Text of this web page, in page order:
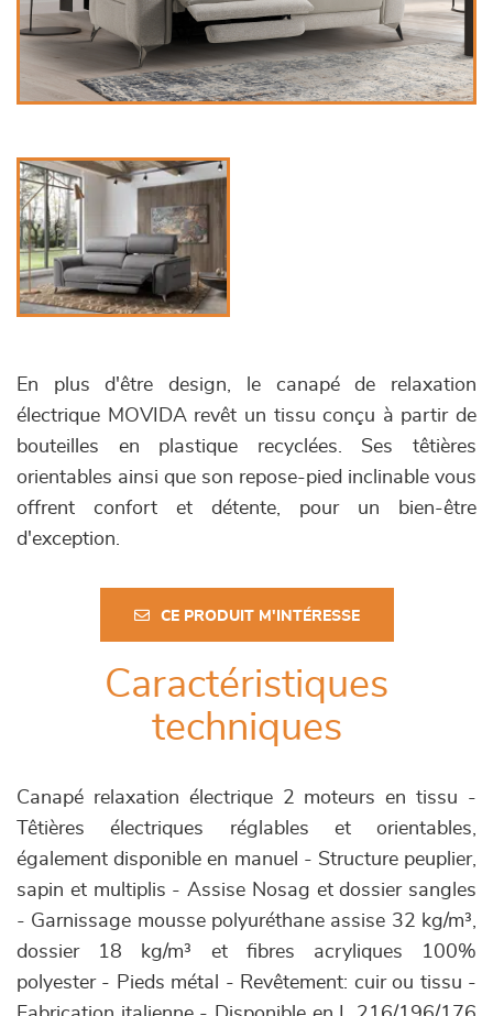
En plus d'être design, le canapé de relaxation
électrique MOVIDA revêt un tissu conçu à partir de
bouteilles en plastique recyclées. Ses têtières
orientables ainsi que son repose-pied inclinable vous
offrent confort et détente, pour un bien-être
d'exception.
CE PRODUIT M'INTÉRESSE
Caractéristiques
techniques
Canapé relaxation électrique 2 moteurs en tissu -
Têtières électriques réglables et orientables,
également disponible en manuel - Structure peuplier,
sapin et multiplis - Assise Nosag et dossier sangles
- Garnissage mousse polyuréthane assise 32 kg/m³,
dossier 18 kg/m³ et fibres acryliques 100%
polyester - Pieds métal - Revêtement: cuir ou tissu -